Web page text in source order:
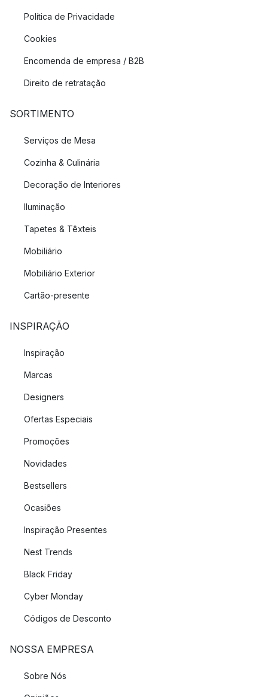
Política de Privacidade
Cookies
Encomenda de empresa / B2B
Direito de retratação
SORTIMENTO
Serviços de Mesa
Cozinha & Culinária
Decoração de Interiores
Iluminação
Tapetes & Têxteis
Mobiliário
Mobiliário Exterior
Cartão-presente
INSPIRAÇÃO
Inspiração
Marcas
Designers
Ofertas Especiais
Promoções
Novidades
Bestsellers
Ocasiões
Inspiração Presentes
Nest Trends
Black Friday
Cyber Monday
Códigos de Desconto
NOSSA EMPRESA
Sobre Nós